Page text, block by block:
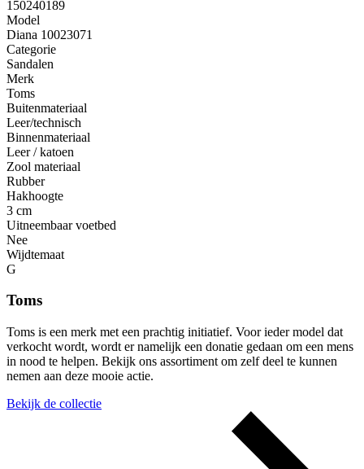
150240189
Model
Diana 10023071
Categorie
Sandalen
Merk
Toms
Buitenmateriaal
Leer/technisch
Binnenmateriaal
Leer / katoen
Zool materiaal
Rubber
Hakhoogte
3 cm
Uitneembaar voetbed
Nee
Wijdtemaat
G
Toms
Toms is een merk met een prachtig initiatief. Voor ieder model dat
verkocht wordt, wordt er namelijk een donatie gedaan om een mens
in nood te helpen. Bekijk ons assortiment om zelf deel te kunnen
nemen aan deze mooie actie.
Bekijk de collectie